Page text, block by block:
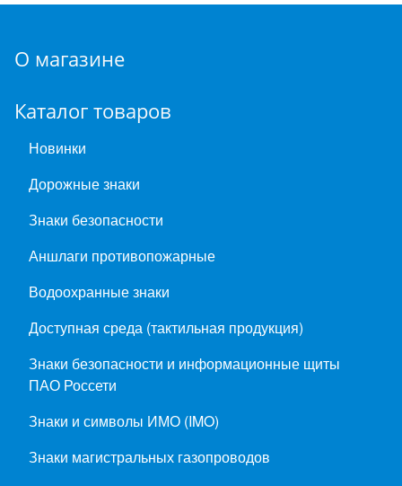
О магазине
Каталог товаров
Новинки
Дорожные знаки
Знаки безопасности
Аншлаги противопожарные
Водоохранные знаки
Доступная среда (тактильная продукция)
Знаки безопасности и информационные щиты
ПАО Россети
Знаки и символы ИМО (IMO)
Знаки магистральных газопроводов